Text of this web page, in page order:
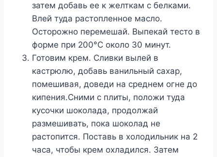
затем добавь ее к желткам с белками.
Влей туда растопленное масло.
Осторожно перемешай. Выпекай тесто в
форме при 200°С около 30 минут.
Готовим крем. Сливки вылей в
кастрюлю, добавь ванильный сахар,
помешивая, доведи на среднем огне до
кипения.Сними с плиты, положи туда
кусочки шоколада, продолжай
размешивать, пока шоколад не
растопится. Поставь в холодильник на 2
часа, чтобы крем охладился. Затем